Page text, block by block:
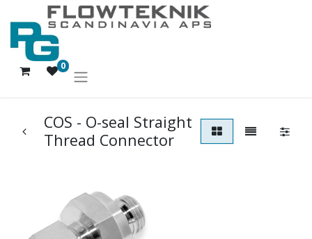
0
COS - O-seal Straight
Thread Connector